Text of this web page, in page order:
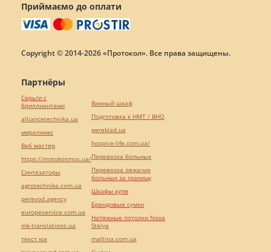
Приймаємо до оплати
Copyright © 2014-2026 «Протокол». Все права защищены.
Партнёры
Серьги с
бриллиантами
alliancetechnika.ua
миралинкс
Веб мастер
https://motokosmos.ua/
Синтезаторы
agrotechnika.com.ua
perevod.agency
europeservice.com.ua
mk-translations.ua
текст юа
Винный шкаф
Подготовка к НМТ / ВНО
pereklad.ua
hospice-life.com.ua/
Перевозка больных
Перевозка лежачих
больных за границу
Шкафы купе
Брендовые сумки
Натяжные потолки Nova
Stelya
maltina.com.ua